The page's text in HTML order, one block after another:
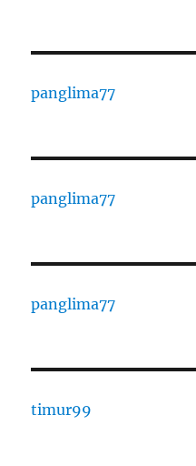
panglima77
panglima77
panglima77
timur99